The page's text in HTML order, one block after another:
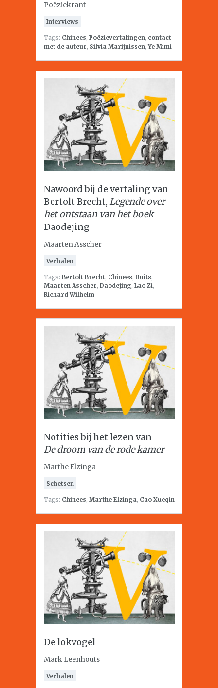
Poëziekrant
Interviews
Tags: Chinees, Poëzievertalingen, contact
met de auteur, Silvia Marijnissen,Ye Mimi
Nawoord bij de vertaling van
Bertolt Brecht, Legende over
het ontstaan van het boek
Daodejing
Maarten Asscher
Verhalen
Tags: Bertolt Brecht, Chinees, Duits,
Maarten Asscher, Daodejing, Lao Zi,
Richard Wilhelm
Notities bij het lezen van
De droom van de rode kamer
Marthe Elzinga
Schetsen
Tags: Chinees, Marthe Elzinga, Cao Xueqin
De lokvogel
Mark Leenhouts
Verhalen